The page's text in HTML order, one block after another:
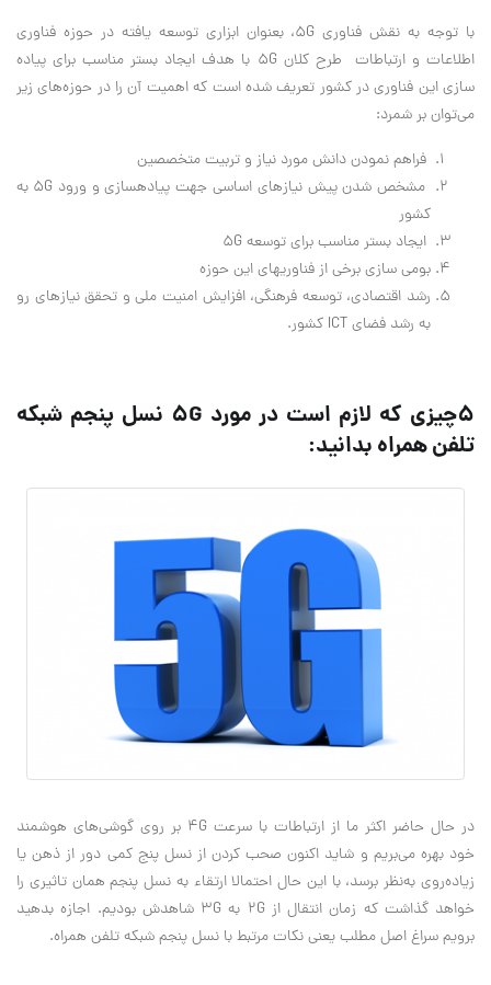
با توجه به نقش فناوری ۵G، بعنوان ابزاری توسعه یافته در حوزه فناوری
اطلاعات و ارتباطات طرح کلان ۵G با هدف ایجاد بستر مناسب برای پیاده
سازی این فناوری در کشور تعریف شده است که اهمیت آن را در حوزه‌های زیر
می‌توان بر شمرد:
فراهم نمودن دانش مورد نیاز و تربیت متخصصین
مشخص شدن پیش نیاز‌های اساسی جهت پیاده‏سازی و ورود ۵G به
کشور
ایجاد بستر مناسب برای توسعه ۵G
بومی سازی برخی از فناوریهای این حوزه
رشد اقتصادی، توسعه فرهنگی، افزایش امنیت ملی و تحقق نیازهای رو
به رشد فضای ICT کشور.
5چیزی که لازم است در مورد 5G نسل پنجم شبکه
تلفن همراه بدانید:
در حال حاضر اکثر ما از ارتباطات با سرعت 4G بر روی گوشی‌های هوشمند
خود بهره می‌بریم و شاید اکنون صحب کردن از نسل پنج کمی دور از ذهن یا
زیاده‌روی به‌نظر برسد، با این حال احتمالا ارتقاء به نسل پنجم همان تاثیری را
خواهد گذاشت که زمان انتقال از 2G به 3G شاهدش بودیم. اجازه بدهید
برویم سراغ اصل مطلب یعنی نکات مرتبط با نسل پنجم شبکه تلفن همراه.